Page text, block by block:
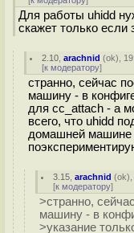
Для работы uhidd
скажет только если
2.10 ,arachnid (ok),
[к модератору]
странно, сейчас
машину - в
для cc_attach - а
всего, что uhidd
домашней машине
3.15 ,arachnid (ok),
[к модератору]
>странно,
машину - в
>указание